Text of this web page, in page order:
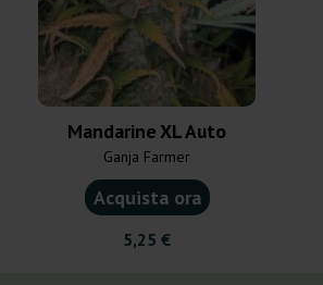
Mandarine XL Auto
Ganja Farmer
Acquista ora
5,25 €